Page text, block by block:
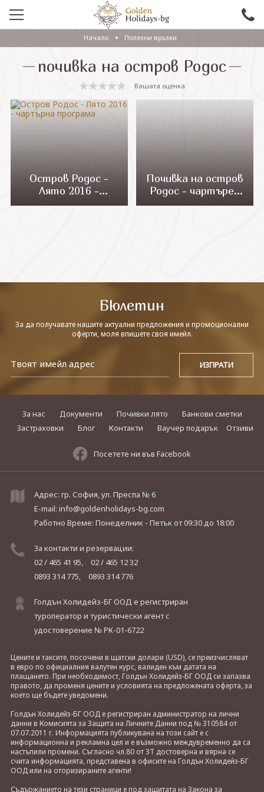
ПРОМО
EКСКУРЗИИ СЪС САМОЛЕТ
САМОЛЕТНИ ПОЧИВКИ
ЕКЗОТИКА
Начало Полезни връзки
почивка на остров Родос
Вашата оценка
Остров Родос -
Лято 2016 -
чартърна
Почивка на остров
Родос - чартърен
полет от София
Бюлетин
За да получавате нашите актуални предложения и промоционални
оферти, моля впишете своя имейл.
За нас Документи Почивки лято
Банкови сметки
Застраховки
Блог Контакти Ваучер подарък Отзиви
Посетете ни във Facebook
Адрес: гр. София, ул. Преспа № 6
E-mail: info@goldenholidays-bg.com
Работно Време: Понеделник - Петъкот 09:30 до 18:00
За контакти и резервации:
02 / 465 41 95,
02 / 465 12 32
0893 314 775,
0893 314 776
Голдън Холидейз-БГ ООД е регистриран
туроператор и туристически агент с
удостоверение № РК-01-6722
Цените и таксите, посочени в щатски долари (USD), се преизчисляват
в евро по официалния валутен курс, валиден към датата на
плащането. При необходимост, Голдън Холидейз-БГ ООД си запазва
правото, да променя цените и условията на предложената оферта, за
което ще бъдете уведомени.
Голдън Холидейз-БГ ООД е регистриран администратор на лични
данни в Комисията за Защита на Личните Данни под № 310584 от
07.07.2011 г. Информацията публикувана на този сайт е с
информационна и рекламна цел и е възможно междувременно да са
настъпили промени. Съгласно чл.80 от ЗТ достоверна и вярна се
счита информацията, представена в офисите на Голдън Холидейз-БГ
ООД или на оторизираните агенти!
Съдържанието на тези страници е под защитата на Закона за